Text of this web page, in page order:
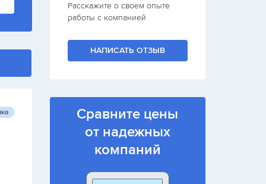
Расскажите о своем опыте
работы с компанией
НАПИСАТЬ ОТЗЫВ
Сравните цены
от надежных
компаний